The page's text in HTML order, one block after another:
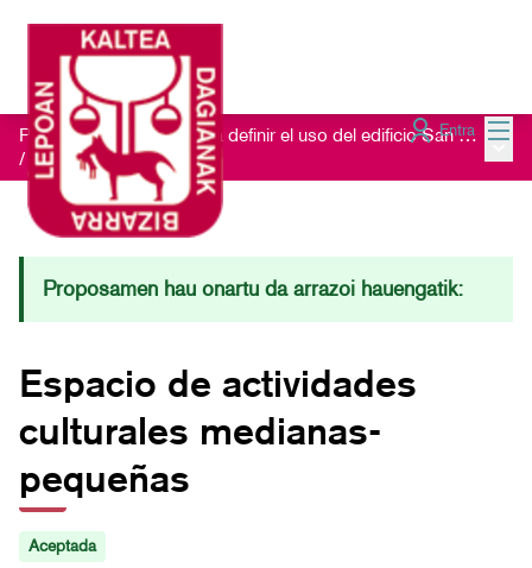
Entra
Proceso de escucha para definir el uso del edificio San Nikolas 23
/ Ideas recibidas
Proposamen hau onartu da arrazoi hauengatik:
Espacio de actividades
culturales medianas-
pequeñas
Aceptada